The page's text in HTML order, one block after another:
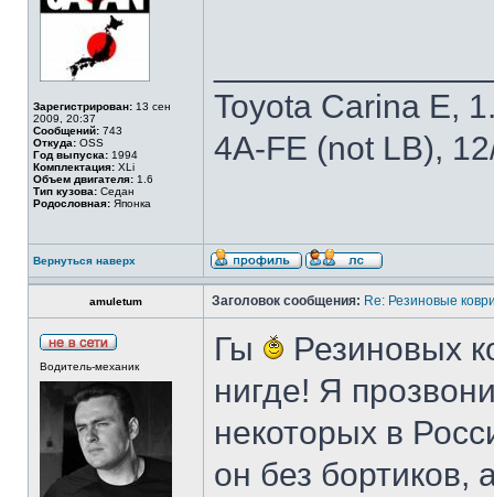
Зарегистрирован: 13 сен
2009, 20:37
Сообщений: 743
Откуда: OSS
Год выпуска: 1994
Комплектация: XLi
Объем двигателя: 1.6
Тип кузова: Седан
Родословная: Японка
Toyota Carina E,
4A-FE (not LB),
Вернуться наверх
amuletum Заголовок сообщения: Re: Резиновые
Водитель-механик Гы
Резиновых
нигде! Я
некоторых в
он без бортиков,